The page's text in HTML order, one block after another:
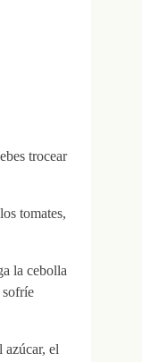
trocear
tomates,
la cebolla
azúcar, el